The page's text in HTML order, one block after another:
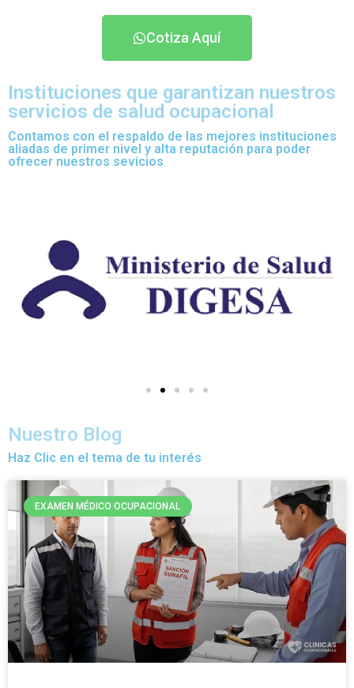
Cotiza Aquí
Instituciones que garantizan nuestros
servicios de salud ocupacional
Contamos con el respaldo de las mejores instituciones
aliadas de primer nivel y alta reputación para poder
ofrecer nuestros sevicios
Nuestro Blog
Haz Clic en el tema de tu interés
EXAMEN MÉDICO OCUPACIONAL